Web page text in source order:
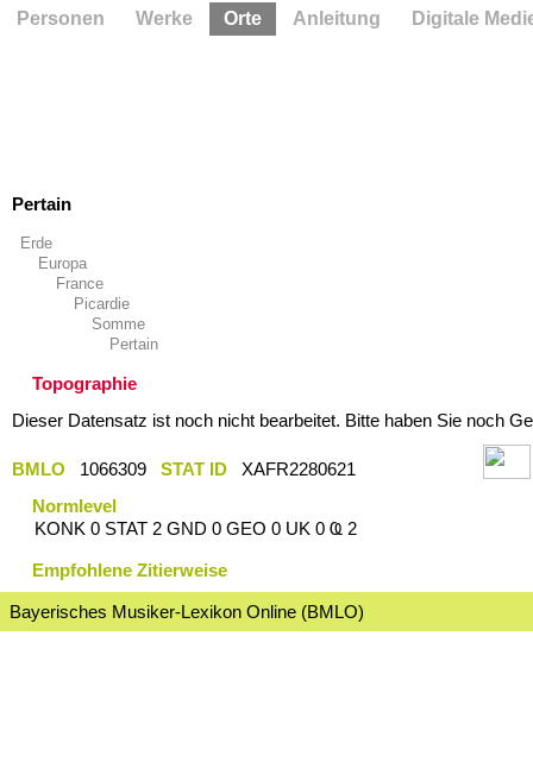
Pertain
Erde
Europa
France
Picardie
Somme
Pertain
Topographie
Dieser Datensatz ist noch nicht bearbeitet. Bitte haben Sie noch
BMLO 1066309 STAT ID
XAFR2280621
Normlevel
KONK 0 STAT 2 GND 0 GEO 0 UK 0 Ҩ 2
Empfohlene Zitierweise
Bayerisches Musiker-Lexikon Online (BMLO)
Personen Werke Orte Anleitung Digitale